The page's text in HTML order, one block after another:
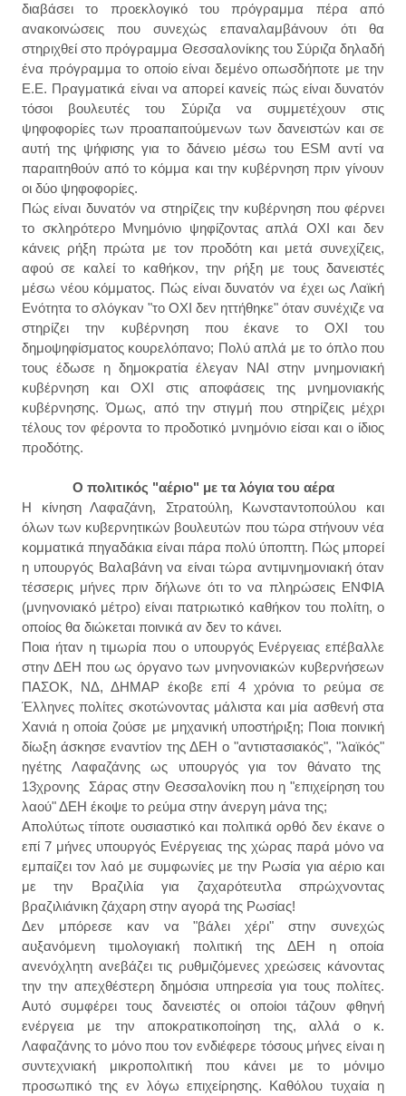
διαβάσει το προεκλογικό του πρόγραμμα πέρα από
ανακοινώσεις που συνεχώς επαναλαμβάνουν ότι θα
στηριχθεί στο πρόγραμμα Θεσσαλονίκης του Σύριζα δηλαδή
ένα πρόγραμμα το οποίο είναι δεμένο οπωσδήποτε με την
Ε.Ε. Πραγματικά είναι να απορεί κανείς πώς είναι δυνατόν
τόσοι βουλευτές του Σύριζα να συμμετέχουν στις
ψηφοφορίες των προαπαιτούμενων των δανειστών και σε
αυτή της ψήφισης για το δάνειο μέσω του ESM αντί να
παραιτηθούν από το κόμμα και την κυβέρνηση πριν γίνουν
οι δύο ψηφοφορίες.
Πώς είναι δυνατόν να στηρίζεις την κυβέρνηση που φέρνει
το σκληρότερο Μνημόνιο ψηφίζοντας απλά ΟΧΙ και δεν
κάνεις ρήξη πρώτα με τον προδότη και μετά συνεχίζεις,
αφού σε καλεί το καθήκον, την ρήξη με τους δανειστές
μέσω νέου κόμματος. Πώς είναι δυνατόν να έχει ως Λαϊκή
Ενότητα το σλόγκαν "το ΟΧΙ δεν ηττήθηκε" όταν συνέχιζε να
στηρίζει την κυβέρνηση που έκανε το ΟΧΙ του
δημοψηφίσματος κουρελόπανο; Πολύ απλά με το όπλο που
τους έδωσε η δημοκρατία έλεγαν ΝΑΙ στην μνημονιακή
κυβέρνηση και ΟΧΙ στις αποφάσεις της μνημονιακής
κυβέρνησης. Όμως, από την στιγμή που στηρίζεις μέχρι
τέλους τον φέροντα το προδοτικό μνημόνιο είσαι και ο ίδιος
προδότης.
Ο πολιτικός "αέριο" με τα λόγια του αέρα
Η κίνηση Λαφαζάνη, Στρατούλη, Κωνσταντοπούλου και
όλων των κυβερνητικών βουλευτών που τώρα στήνουν νέα
κομματικά πηγαδάκια είναι πάρα πολύ ύποπτη. Πώς μπορεί
η υπουργός Βαλαβάνη να είναι τώρα αντιμνημονιακή όταν
τέσσερις μήνες πριν δήλωνε ότι το να πληρώσεις ΕΝΦΙΑ
(μνηνονιακό μέτρο) είναι πατριωτικό καθήκον του πολίτη, ο
οποίος θα διώκεται ποινικά αν δεν το κάνει.
Ποια ήταν η τιμωρία που ο υπουργός Ενέργειας επέβαλλε
στην ΔΕΗ που ως όργανο των μνηνονιακών κυβερνήσεων
ΠΑΣΟΚ, ΝΔ, ΔΗΜΑΡ έκοβε επί 4 χρόνια το ρεύμα σε
Έλληνες πολίτες σκοτώνοντας μάλιστα και μία ασθενή στα
Χανιά η οποία ζούσε με μηχανική υποστήριξη; Ποια ποινική
δίωξη άσκησε εναντίον της ΔΕΗ ο "αντιστασιακός", "λαϊκός"
ηγέτης Λαφαζάνης ως υπουργός για τον θάνατο της
13χρονης Σάρας στην Θεσσαλονίκη που η "επιχείρηση του
λαού" ΔΕΗ έκοψε το ρεύμα στην άνεργη μάνα της;
Απολύτως τίποτε ουσιαστικό και πολιτικά ορθό δεν έκανε ο
επί 7 μήνες υπουργός Ενέργειας της χώρας παρά μόνο να
εμπαίζει τον λαό με συμφωνίες με την Ρωσία για αέριο και
με την Βραζιλία για ζαχαρότευτλα σπρώχνοντας
βραζιλιάνικη ζάχαρη στην αγορά της Ρωσίας!
Δεν μπόρεσε καν να "βάλει χέρι" στην συνεχώς
αυξανόμενη τιμολογιακή πολιτική της ΔΕΗ η οποία
ανενόχλητη ανεβάζει τις ρυθμιζόμενες χρεώσεις κάνοντας
την την απεχθέστερη δημόσια υπηρεσία για τους πολίτες.
Αυτό συμφέρει τους δανειστές οι οποίοι τάζουν φθηνή
ενέργεια με την αποκρατικοποίηση της, αλλά ο κ.
Λαφαζάνης το μόνο που τον ενδιέφερε τόσους μήνες είναι η
συντεχνιακή μικροπολιτική που κάνει με το μόνιμο
προσωπικό της εν λόγω επιχείρησης. Καθόλου τυχαία η